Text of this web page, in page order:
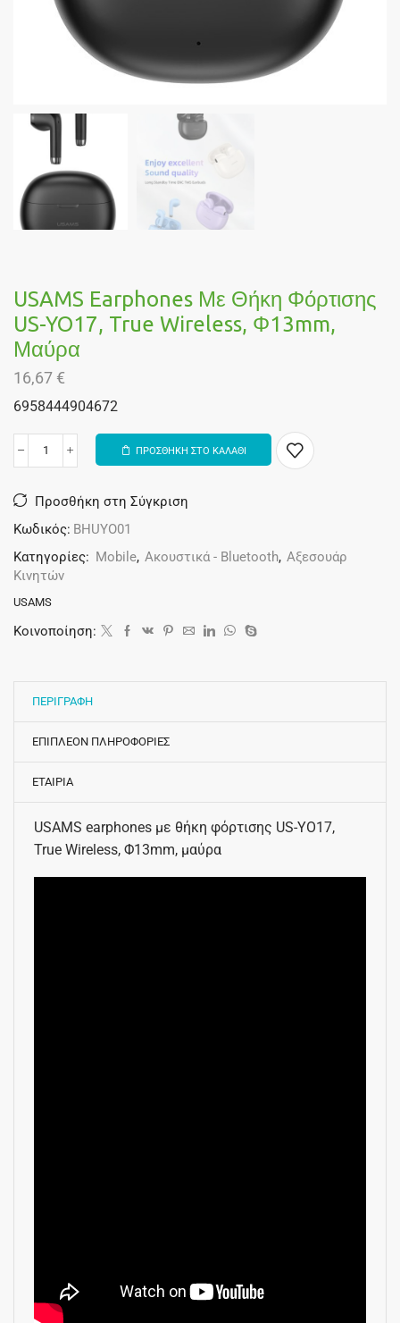
USAMS Earphones Με Θήκη Φόρτισης
US-YO17, True Wireless, Φ13mm,
Μαύρα
16,67 €
6958444904672
ΠΡΟΣΘΗΚΗ ΣΤΟ ΚΑΛΑΘΙ
Προσθήκη στη Σύγκριση
Κωδικός: BHUYO01
Κατηγορίες: Mobile, Ακουστικά - Bluetooth, Αξεσουάρ
Κινητών
USAMS
Κοινοποίηση:
ΠΕΡΙΓΡΑΦΗ
ΕΠΙΠΛΕΟΝ ΠΛΗΡΟΦΟΡΙΕΣ
ΕΤΑΙΡΙΑ
USAMS earphones με θήκη φόρτισης US-YO17,
True Wireless, Φ13mm, μαύρα